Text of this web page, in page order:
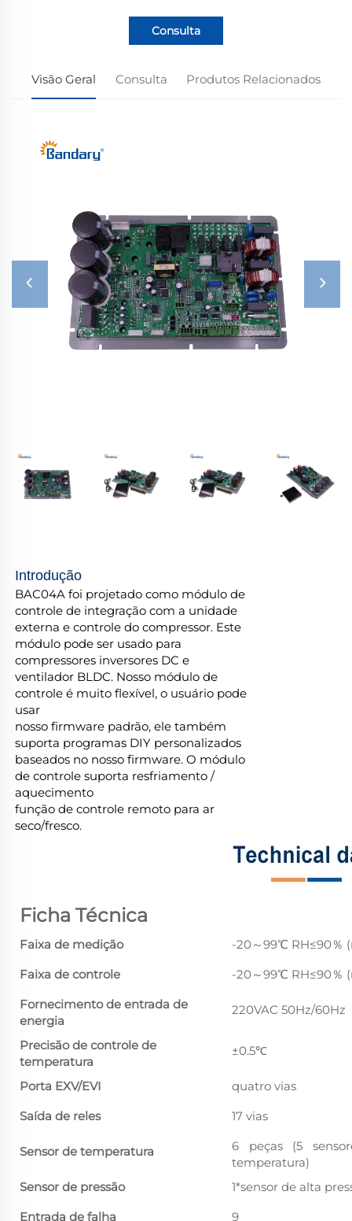
Consulta
Visão Geral Consulta Produtos Relacionados
Introdução
BAC04A foi projetado como módulo de
controle de integração com a unidade
externa e controle do compressor. Este
módulo pode ser usado para
compressores inversores DC e
ventilador BLDC. Nosso módulo de
controle é muito flexível, o usuário pode
usar
nosso firmware padrão, ele também
suporta programas DIY personalizados
baseados no nosso firmware. O módulo
de controle suporta resfriamento /
aquecimento
função de controle remoto para ar
seco/fresco.
Ficha Técnica
Faixa de medição
-20～99℃ RH≤90％
Faixa de controle
-20～99℃ RH≤90％
Fornecimento de entrada de
energia
220VAC 50Hz/60Hz
Precisão de controle de
temperatura
±0.5℃
Porta EXV/EVI
quatro vias
Saída de reles
17 vias
Sensor de temperatura
6 peças (5
temperatura)
Sensor de pressão
1*sensor de alta
Entrada de falha
9